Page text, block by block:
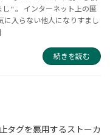
" 。 インターネット上の匿
に入らない他人になりすまし
続きを読む
タグを悪用するストーカ